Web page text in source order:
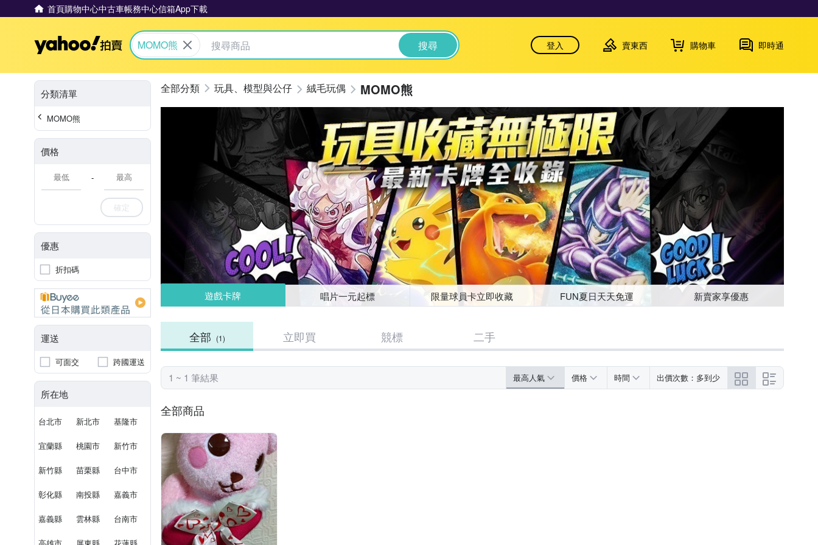
首頁購物中心中古車帳務中心信箱App下載
Yahoo拍賣
MOMO熊 搜尋 登入 賣東西 購物車 即時通
分類清單
MOMO熊
價格
-
確定
優惠
折扣碼
運送
可面交 跨國運送
所在地
台北市 新北市 基隆市
宜蘭縣 桃園市 新竹市
新竹縣 苗栗縣 台中市
彰化縣 南投縣 嘉義市
嘉義縣 雲林縣 台南市
玩具、模型與公仔 絨毛玩偶 MOMO熊
遊戲卡牌 唱片一元起標 限量球員卡立即收藏 FUN夏日天天免運 新賣家享優惠
全部 (1) 立即買 競標 二手
1 ~ 1 筆結果 最高人氣 價格 時間 出價次數：多到少
全部商品